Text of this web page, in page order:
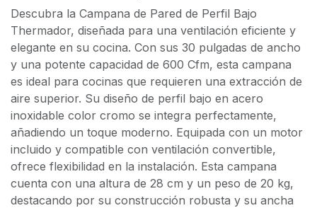
Descubra la Campana de Pared de Perfil Bajo
Thermador, diseñada para una ventilación eficiente y
elegante en su cocina. Con sus 30 pulgadas de ancho
y una potente capacidad de 600 Cfm, esta campana
es ideal para cocinas que requieren una extracción de
aire superior. Su diseño de perfil bajo en acero
inoxidable color cromo se integra perfectamente,
añadiendo un toque moderno. Equipada con un motor
incluido y compatible con ventilación convertible,
ofrece flexibilidad en la instalación. Esta campana
cuenta con una altura de 28 cm y un peso de 20 kg,
destacando por su construcción robusta y su ancha